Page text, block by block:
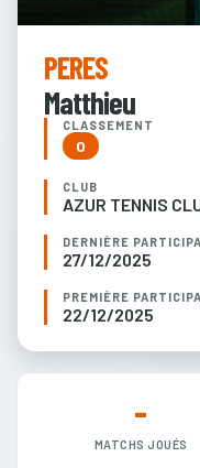
PERES
Matthieu
CLASSEMENT
0
CLUB
AZUR TENNIS
DERNIÈRE
27/12/2025
PREMIÈRE
22/12/2025
-
MATCHS JOUÉS